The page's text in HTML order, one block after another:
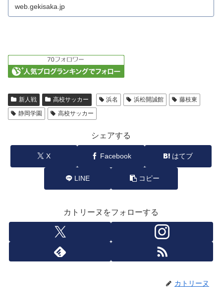
web.gekisaka.jp
新人戦 高校サッカー 浜名 浜松開誠館
藤枝東
静岡学園
高校サッカー
シェアする
X Facebook はてブ
LINE コピー
カトリーヌをフォローする
カトリーヌ